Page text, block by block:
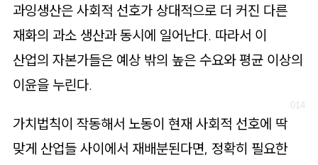
과잉생산은 사회적 선호가 상대적으로 더 커진 다른
재화의 과소 생산과 동시에 일어난다. 따라서 이
산업의 자본가들은 예상 밖의 높은 수요와 평균 이상의
이윤을 누린다.
가치법칙이 작동해서 노동이 현재 사회적 선호에 딱
맞게 산업들 사이에서 재배분된다면, 정확히 필요한